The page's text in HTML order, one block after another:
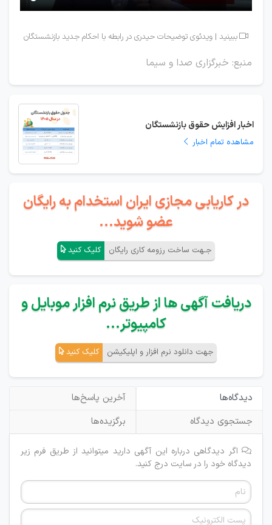
 ببینید | ویدئوی توضیحات حیدری در رابطه با احکام جدید بازنشستگان
منبع: خبرگزاری صدا و سیما
اخبار افزایش حقوق بازنشستگان
مشاهده تمام اخبار
در کاریابی مجازی ایران استخدام به رایگان
عضو شوید...
جـهت ساخت رزومه کاری رایگان کلیک کنید
دریافت آگهی ها از طریق نرم افزار موبایل و
کامپیوتر...
جهت دانلود نرم افزار و اپلیکیشن کلیک کنید
دیدگاه‌ها
آخرین پاسخ‌ها
جستجوی دیدگاه
برگزیده‌ها
اگر دیدگاهی درباره این آگهی دارید میتوانید از طریق فرم زیر
دیدگاه خود را در سایت درج کنید.